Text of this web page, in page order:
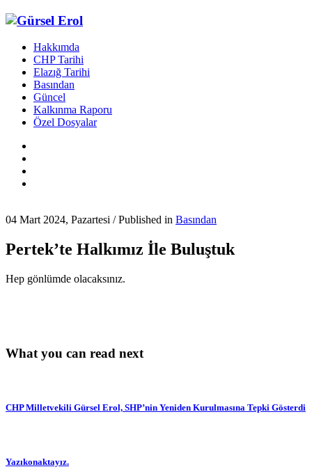
Hakkımda
CHP Tarihi
Elazığ Tarihi
Basından
Güncel
Kalkınma Raporu
Özel Dosyalar
04 Mart 2024, Pazartesi /Published in Basından
Pertek’te Halkımız İle Buluştuk
Hep gönlümde olacaksınız.
What you can read next
CHP Milletvekili Gürsel Erol, SHP’nin Yeniden Kurulmasına Tepki Gösterdi
Yazıkonaktayız.